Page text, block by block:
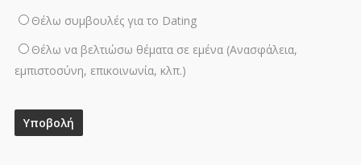
Θέλω συμβουλές για το Dating
Θέλω να βελτιώσω θέματα σε εμένα (Ανασφάλεια,
εμπιστοσύνη, επικοινωνία, κλπ.)